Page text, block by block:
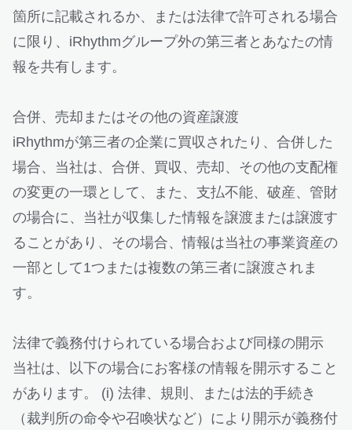
箇所に記載されるか、または法律で許可される場合
に限り、iRhythmグループ外の第三者とあなたの情
報を共有します。
合併、売却またはその他の資産譲渡
iRhythmが第三者の企業に買収されたり、合併した
場合、当社は、合併、買収、売却、その他の支配権
の変更の一環として、また、支払不能、破産、管財
の場合に、当社が収集した情報を譲渡または譲渡す
ることがあり、その場合、情報は当社の事業資産の
一部として1つまたは複数の第三者に譲渡されま
す。
法律で義務付けられている場合および同様の開示
当社は、以下の場合にお客様の情報を開示すること
があります。 (i) 法律、規則、または法的手続き
（裁判所の命令や召喚状など）により開示が義務付